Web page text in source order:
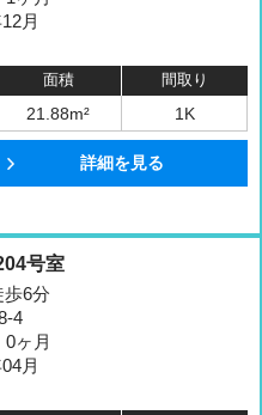
月
面積 間取り
21.88m² 1K
詳細を見る
号室
歩6分
4
ヶ月
月